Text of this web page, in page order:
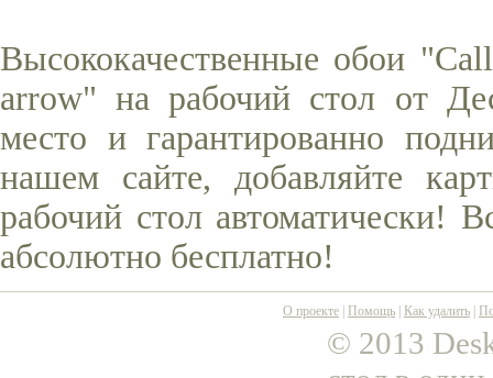
Высококачественные обои
arrow" на рабочий стол от
место и гарантированно
нашем сайте, добавляйте
рабочий стол автоматически!
абсолютно бесплатно!
О проекте Помощь Как удалить
© 2013